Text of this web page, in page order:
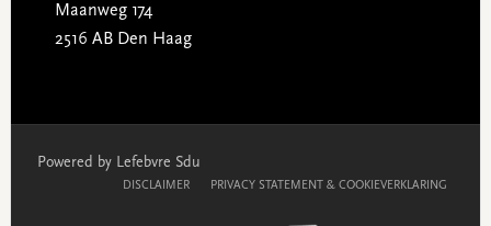
Maanweg 174
2516 AB Den Haag
Powered by Lefebvre Sdu
DISCLAIMER PRIVACY STATEMENT & COOKIEVERKLARING